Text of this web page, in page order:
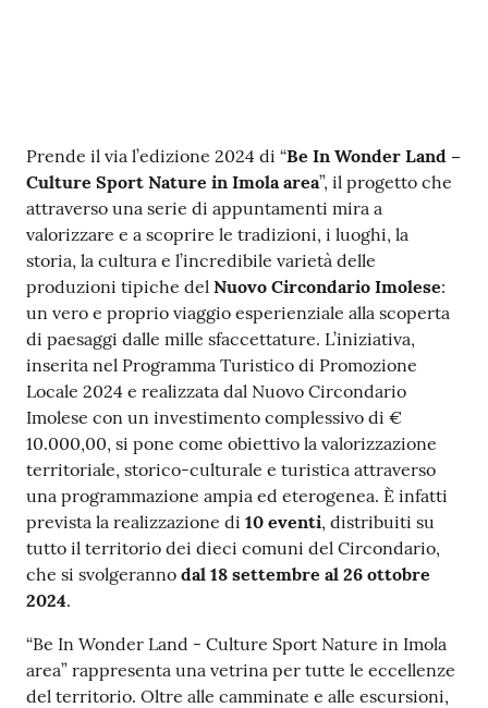
Contenuto
Prende il via l’edizione 2024 di “Be In Wonder Land –
Culture Sport Nature in Imola area”, il progetto che
attraverso una serie di appuntamenti mira a
valorizzare e a scoprire le tradizioni, i luoghi, la
storia, la cultura e l’incredibile varietà delle
produzioni tipiche del Nuovo Circondario Imolese:
un vero e proprio viaggio esperienziale alla scoperta
di paesaggi dalle mille sfaccettature. L’iniziativa,
inserita nel Programma Turistico di Promozione
Locale 2024 e realizzata dal Nuovo Circondario
Imolese con un investimento complessivo di €
10.000,00, si pone come obiettivo la valorizzazione
territoriale, storico-culturale e turistica attraverso
una programmazione ampia ed eterogenea. È infatti
prevista la realizzazione di 10 eventi, distribuiti su
tutto il territorio dei dieci comuni del Circondario,
che si svolgeranno dal 18 settembre al 26 ottobre
2024.
“Be In Wonder Land - Culture Sport Nature in Imola
area” rappresenta una vetrina per tutte le eccellenze
del territorio. Oltre alle camminate e alle escursioni,